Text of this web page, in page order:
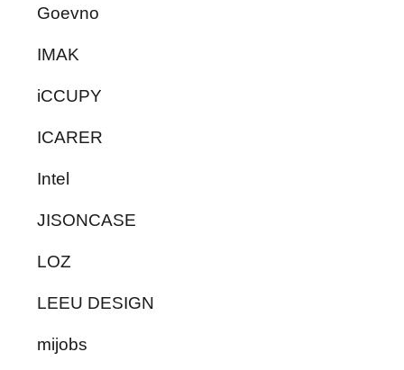
Goevno
IMAK
iCCUPY
ICARER
Intel
JISONCASE
LOZ
LEEU DESIGN
mijobs